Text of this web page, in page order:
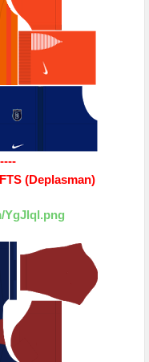
(Deplasman)
YgJlql.png